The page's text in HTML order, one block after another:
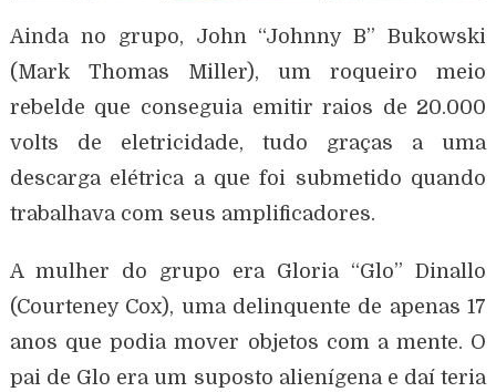
Ainda no grupo, John “Johnny B” Bukowski
(Mark Thomas Miller), um roqueiro meio
rebelde que conseguia emitir raios de 20.000
volts de eletricidade, tudo graças a uma
descarga elétrica a que foi submetido quando
trabalhava com seus amplificadores.
A mulher do grupo era Gloria “Glo” Dinallo
(Courteney Cox), uma delinquente de apenas 17
anos que podia mover objetos com a mente. O
pai de Glo era um suposto alienígena e daí teria